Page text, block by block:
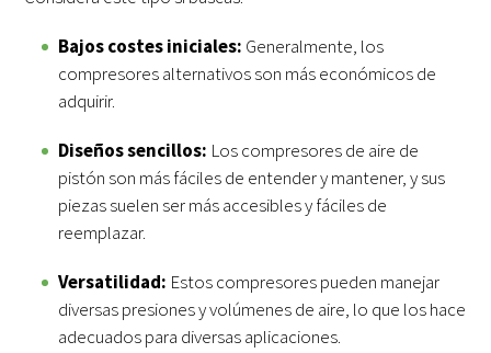
Bajos costes iniciales: Generalmente, los
compresores alternativos son más económicos de
adquirir.
Diseños sencillos: Los compresores de aire de
pistón son más fáciles de entender y mantener, y sus
piezas suelen ser más accesibles y fáciles de
reemplazar.
Versatilidad: Estos compresores pueden manejar
diversas presiones y volúmenes de aire, lo que los hace
adecuados para diversas aplicaciones.